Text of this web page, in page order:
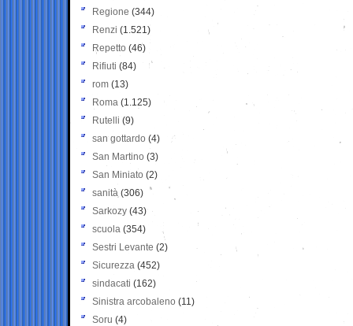
Regione (344)
Renzi (1.521)
Repetto (46)
Rifiuti (84)
rom (13)
Roma (1.125)
Rutelli (9)
san gottardo (4)
San Martino (3)
San Miniato (2)
sanità (306)
Sarkozy (43)
scuola (354)
Sestri Levante (2)
Sicurezza (452)
sindacati (162)
Sinistra arcobaleno (11)
Soru (4)